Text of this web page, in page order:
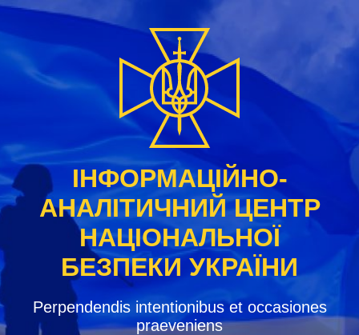
Skip
content
ІНФОРМАЦІЙНО-
АНАЛІТИЧНИЙ ЦЕНТР
НАЦІОНАЛЬНОЇ
БЕЗПЕКИ УКРАЇНИ
Perpendendis intentionibus et occasiones
praeveniens